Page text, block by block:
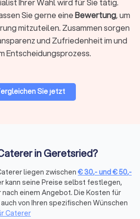
Catering kombiniert süße und
den Vormittag oder frühen Mittag.
am Wochenende oder
oder in Lunch-Boxen serviert,
Meetings, Konferenzen,
Mitarbeiterversorgung.
Sie gerne eineBewertung, um
mitzuteilen. Zusammen sorgen
und Zufriedenheit im und
Entscheidungsprozess.
Sie jetzt
in Geretsried?
liegen zwischen €30,-und€50,-
kann seine Preise selbst festlegen,
einem Angebot. Die Kosten für
von Ihren spezifischen Wünschen
Caterer